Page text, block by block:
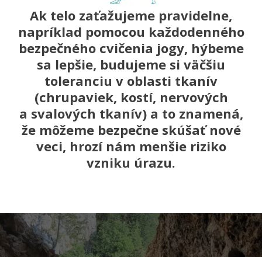
Ak telo zaťažujeme pravidelne,
napríklad pomocou každodenného
bezpečného cvičenia jogy, hýbeme
sa lepšie, budujeme si väčšiu
toleranciu v oblasti tkanív
(chrupaviek, kostí, nervových
a svalových tkanív) a to znamená,
že môžeme bezpečne skúšať nové
veci, hrozí nám menšie riziko
vzniku úrazu.